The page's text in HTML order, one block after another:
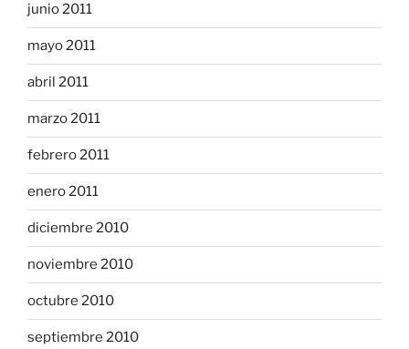
junio 2011
mayo 2011
abril 2011
marzo 2011
febrero 2011
enero 2011
diciembre 2010
noviembre 2010
octubre 2010
septiembre 2010